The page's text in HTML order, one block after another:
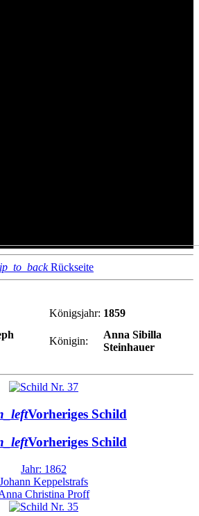
Rückseite
Königsjahr: 1859
Königin:
Anna Sibilla
Steinhauer
Vorheriges Schild
Vorheriges Schild
Jahr: 1862
Johann Keppelstrafs
Christina Proff